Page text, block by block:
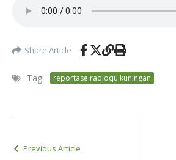
Share Article
Tag: reportase radioqu kuningan
Previous Article